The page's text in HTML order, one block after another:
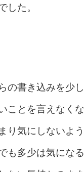
した。
の書き込みを少
ことを言えなく
り気にしないよ
も多少は気にな